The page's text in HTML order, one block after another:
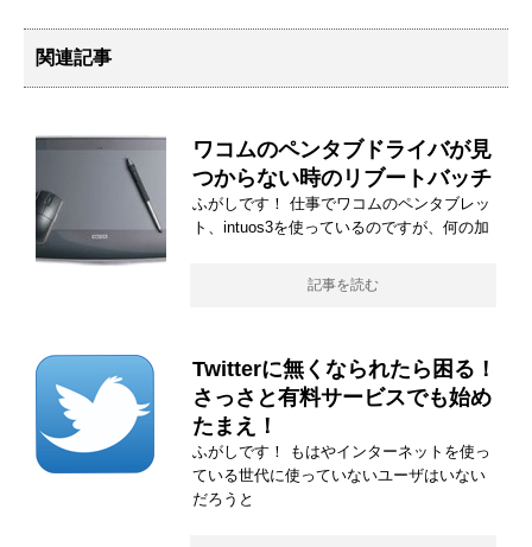
関連記事
ワコムのペンタブドライバが見
つからない時のリブートバッチ
ふがしです！ 仕事でワコムのペンタブレッ
ト、intuos3を使っているのですが、何の加
記事を読む
Twitterに無くなられたら困る！
さっさと有料サービスでも始め
たまえ！
ふがしです！ もはやインターネットを使っ
ている世代に使っていないユーザはいない
だろうと